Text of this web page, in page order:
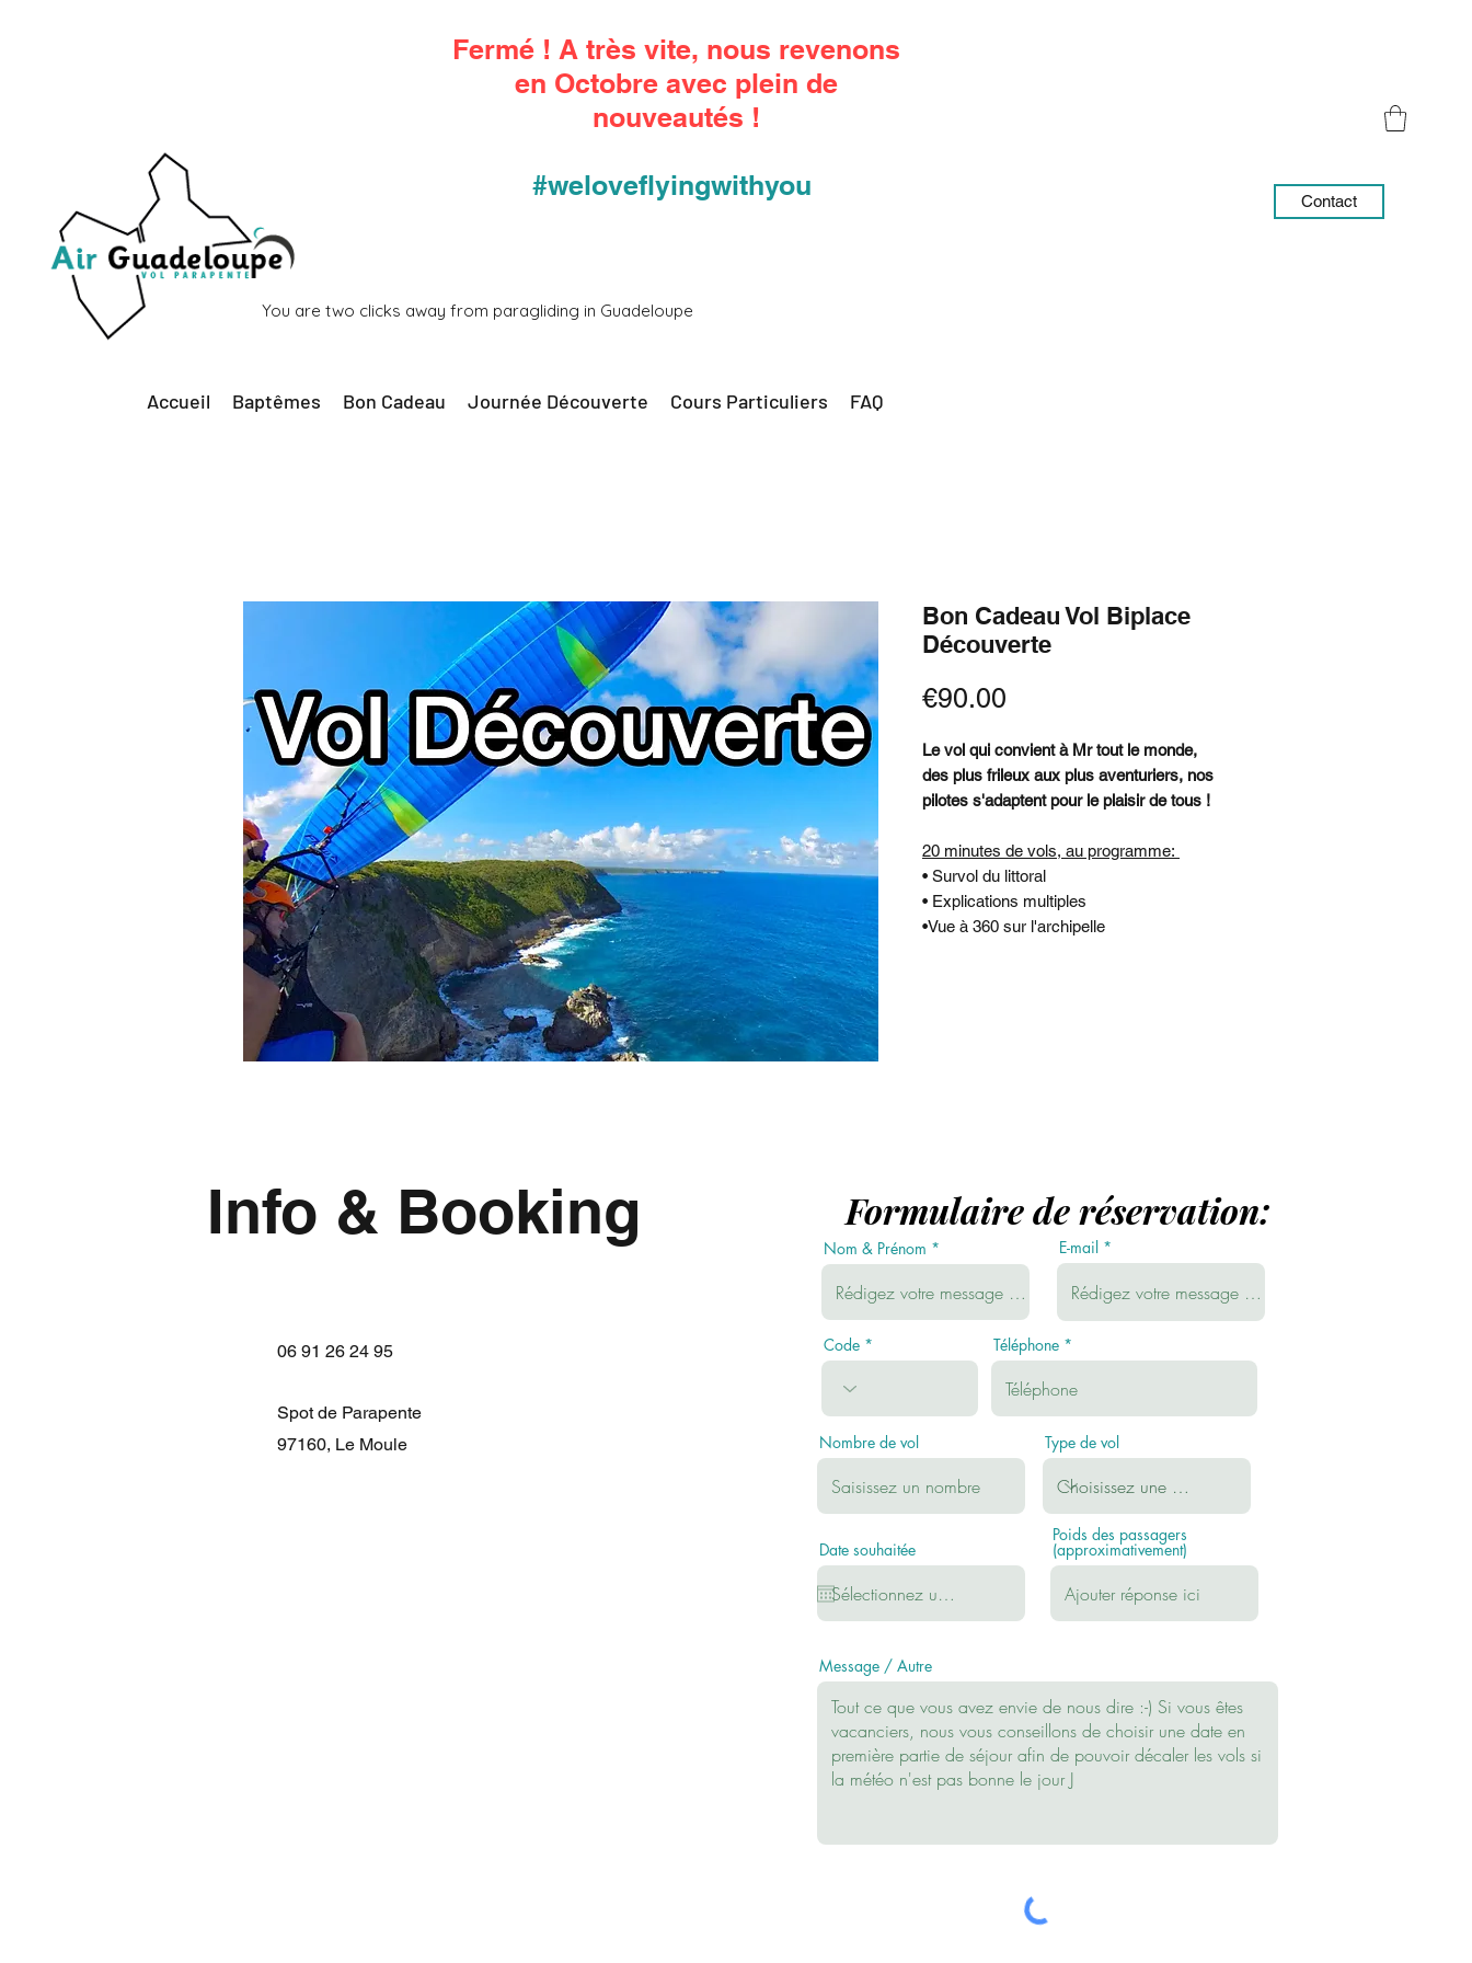
Contact
You are two clicks away from paragliding in Guadeloupe
Fermé ! A très vite, nous revenons
en Octobre avec plein de
nouveautés !
#weloveflyingwithyou
Accueil Baptêmes Bon Cadeau Journée Découverte Cours Particuliers FAQ
Bon Cadeau Vol Biplace
Découverte
€90.00
Le vol qui convient à Mr tout le monde,
des plus frileux aux plus aventuriers, nos
pilotes s'adaptent pour le plaisir de tous !
20 minutes de vols, au programme:
• Survol du littoral
• Explications multiples
•Vue à 360 sur l'archipelle
06 91 26 24 95
Spot de Parapente
97160, Le Moule
Info & Booking Formulaire de réservation:
Nom & Prénom E-mail
Code Téléphone
Nombre de vol Type de vol
Date souhaitée
Poids des passagers
(approximativement)
Message / Autre